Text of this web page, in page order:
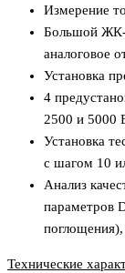
Измерение
Большой ЖК-
аналоговое
Установка
4
2500 и 5000
Установка
с шагом 10
Анализ
параметров
Технические